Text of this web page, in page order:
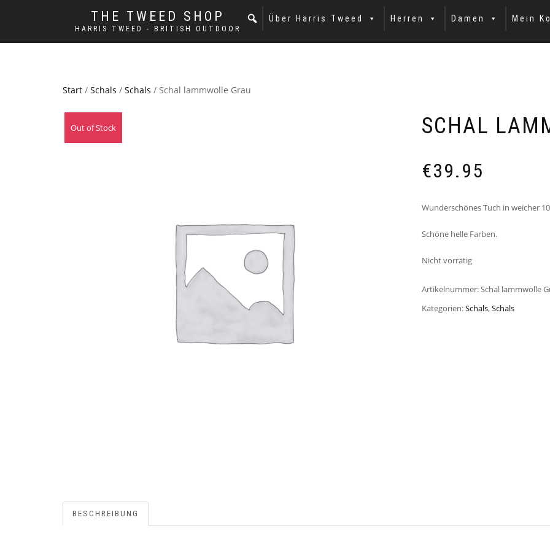
THE TWEED SHOP
HARRIS TWEED - BRITISH OUTDOOR
Über Harris Tweed Herren Damen Mein
Start / Schals / Schals / Schal lammwolle Grau
Out of Stock SCHAL
€39.95
Wunderschönes Tuch in weicher
Schöne helle Farben.
Nicht vorrätig
Artikelnummer:Schal lammwolle
Kategorien:Schals,Schals
BESCHREIBUNG